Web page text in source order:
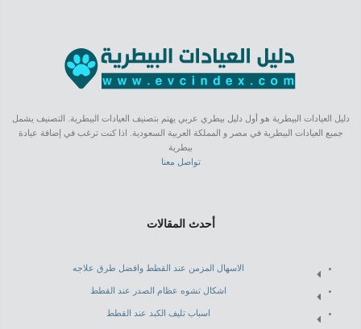
دليل العيادات البيطرية هو أول دليل بيطري عربي يهتم بتصنيف العيادات البيطرية. التصنيف يشمل
جميع العيادات البيطرية في مصر و المملكة العربية السعودية. اذا كنت ترغب في إضافة عيادة
بيطرية
تواصل معنا
أحدث المقالات
الاسهال المزمن عند القطط وافضل طرق علاجه
اشكال تشوه عظام الصدر عند القطط
اسباب تليف الكبد عند القطط